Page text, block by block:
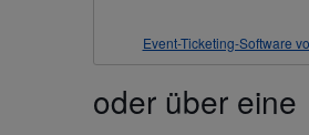
Event-Ticketing-Software
oder über eine